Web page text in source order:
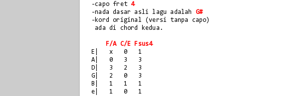
-capo fret 4
-nada dasar asli lagu adalah G#
-kord original (versi tanpa capo)
ada di chord kedua.
F/A C/E Fsus4
E|   x   0   1
A|   0   3   3
D|   3   2   3
G|   2   0   3
B|   1   1   1
e|   1   0   1